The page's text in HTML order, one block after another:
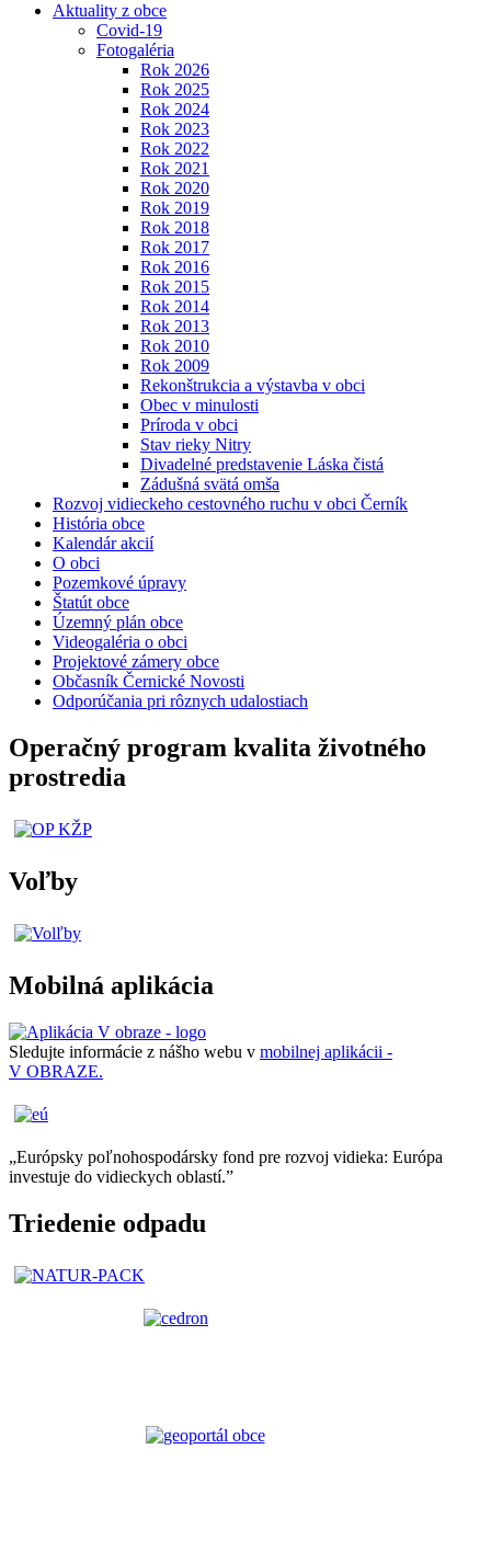
Aktuality z obce
Covid-19
Fotogaléria
Rok 2026
Rok 2025
Rok 2024
Rok 2023
Rok 2022
Rok 2021
Rok 2020
Rok 2019
Rok 2018
Rok 2017
Rok 2016
Rok 2015
Rok 2014
Rok 2013
Rok 2010
Rok 2009
Rekonštrukcia a výstavba v obci
Obec v minulosti
Príroda v obci
Stav rieky Nitry
Divadelné predstavenie Láska čistá
Zádušná svätá omša
Rozvoj vidieckeho cestovného ruchu v obci Černík
História obce
Kalendár akcií
O obci
Pozemkové úpravy
Štatút obce
Územný plán obce
Videogaléria o obci
Projektové zámery obce
Občasník Černické Novosti
Odporúčania pri rôznych udalostiach
Operačný program kvalita životného
prostredia
Voľby
Mobilná aplikácia
Sledujte informácie z nášho webu v mobilnej aplikácii -
V OBRAZE.
„Európsky poľnohospodársky fond pre rozvoj vidieka: Európa
investuje do vidieckych oblastí.”
Triedenie odpadu